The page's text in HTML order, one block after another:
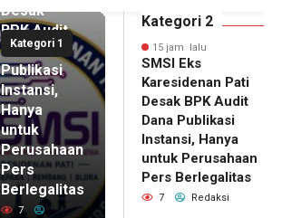
Expo 2026 di JEC
Kategori 1
Desak
BPK Audit
Dana
Publikasi
Instansi,
Hanya
untuk
Perusahaan
Pers
Berlegalitas
7
15 jam lalu
Ketum
DPP
Kategori 2
15 jam lalu
SMSI Eks
Karesidenan Pati
Desak BPK Audit
Dana Publikasi
Instansi, Hanya
untuk Perusahaan
Pers Berlegalitas
7 Redaksi